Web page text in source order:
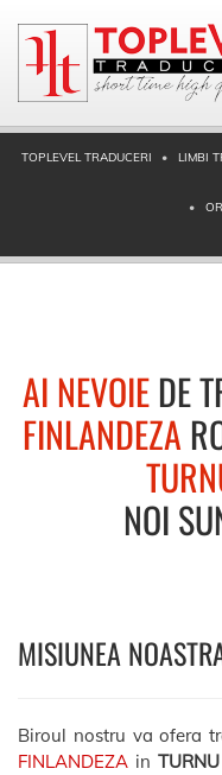
TOPLEVEL TRADUCERI LIMBI
AI NEVOIEDE
FINLANDEZA
NOI
MISIUNEA
Biroul nostru va ofera
FINLANDEZA in